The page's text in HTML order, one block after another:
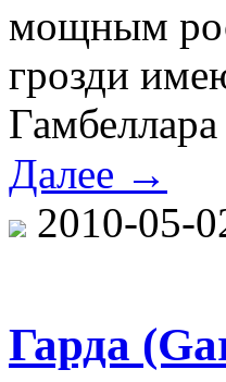
мощным
грозди
Далее →
2010-05-
Гарда